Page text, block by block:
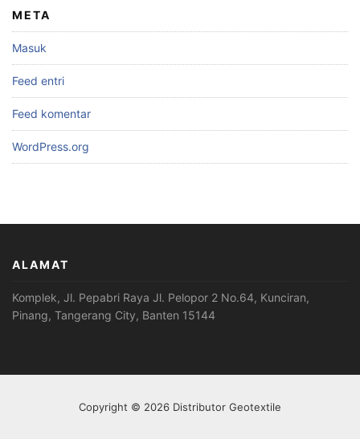
META
Masuk
Feed entri
Feed komentar
WordPress.org
ALAMAT
Komplek, Jl. Pepabri Raya Jl. Pelopor 2 No.64, Kunciran,
Pinang, Tangerang City, Banten 15144
Copyright © 2026 Distributor Geotextile